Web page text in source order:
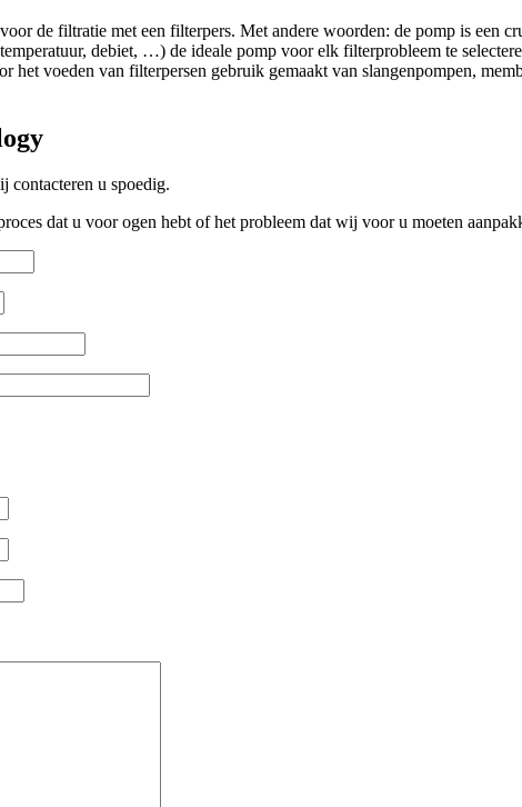
de filtratie met een filterpers. Met andere woorden: de pomp is een
debiet, …) de ideale pomp voor elk filterprobleem te
voeden van filterpersen gebruik gemaakt van slangenpompen,
contacteren u spoedig.
dat u voor ogen hebt of het probleem dat wij voor u moeten